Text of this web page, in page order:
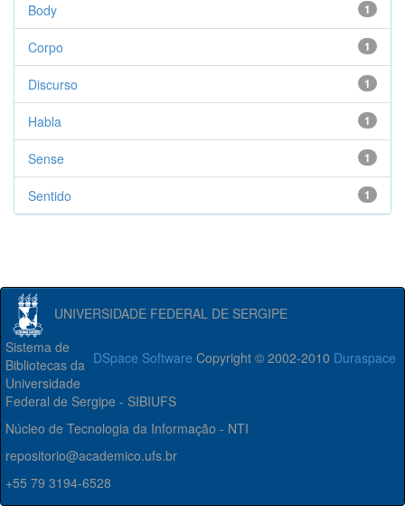
1
Body
1
Corpo
1
Discurso
1
Habla
1
Sense
1
Sentido
UNIVERSIDADE FEDERAL DE SERGIPE
DSpace Software Copyright © 2002-2010 Duraspace
Sistema de
Bibliotecas da
Universidade
Federal de Sergipe - SIBIUFS
Núcleo de Tecnologia da Informação - NTI
repositorio@academico.ufs.br
+55 79 3194-6528